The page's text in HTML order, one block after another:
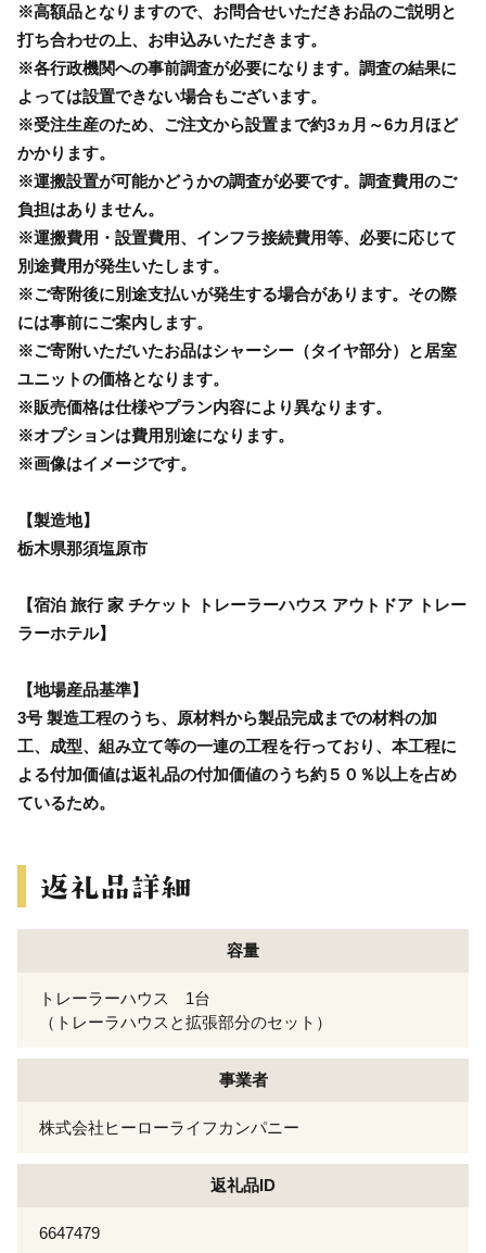
※高額品となりますので、お問合せいただきお品のご説明と
打ち合わせの上、お申込みいただきます。
※各行政機関への事前調査が必要になります。調査の結果に
よっては設置できない場合もございます。
※受注生産のため、ご注文から設置まで約3ヵ月～6カ月ほど
かかります。
※運搬設置が可能かどうかの調査が必要です。調査費用のご
負担はありません。
※運搬費用・設置費用、インフラ接続費用等、必要に応じて
別途費用が発生いたします。
※ご寄附後に別途支払いが発生する場合があります。その際
には事前にご案内します。
※ご寄附いただいたお品はシャーシー（タイヤ部分）と居室
ユニットの価格となります。
※販売価格は仕様やプラン内容により異なります。
※オプションは費用別途になります。
※画像はイメージです。
【製造地】
栃木県那須塩原市
【宿泊 旅行 家 チケット トレーラーハウス アウトドア トレー
ラーホテル】
【地場産品基準】
3号 製造工程のうち、原材料から製品完成までの材料の加
工、成型、組み立て等の一連の工程を行っており、本工程に
よる付加価値は返礼品の付加価値のうち約５０％以上を占め
ているため。
容量
トレーラーハウス 1台
（トレーラハウスと拡張部分のセット）
事業者
株式会社ヒーローライフカンパニー
返礼品ID
6647479